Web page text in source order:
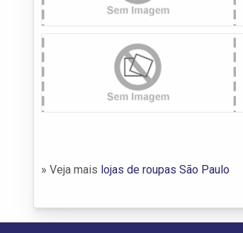
» Veja mais lojas de roupas São Paulo